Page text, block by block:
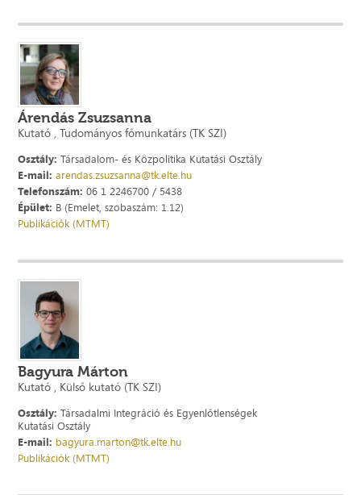
Árendás Zsuzsanna
Kutató , Tudományos főmunkatárs (TK SZI)
Osztály: Társadalom- és Közpolitika Kutatási Osztály
E-mail: arendas.zsuzsanna@tk.elte.hu
Telefonszám: 06 1 2246700 / 5438
Épület: B (Emelet, szobaszám: 1.12)
Publikációk (MTMT)
Bagyura Márton
Kutató , Külső kutató (TK SZI)
Osztály: Társadalmi Integráció és Egyenlőtlenségek
Kutatási Osztály
E-mail: bagyura.marton@tk.elte.hu
Publikációk (MTMT)